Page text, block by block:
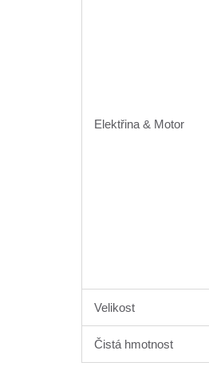
Elektřina & Motor
Velikost
Čistá hmotnost